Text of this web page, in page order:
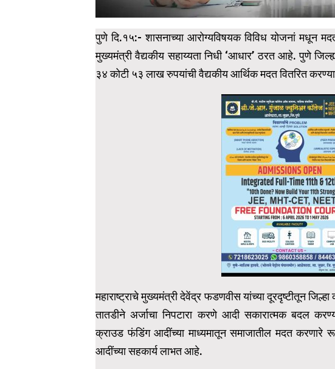
पुणे दि.१५:- शासनाच्या आरोग्यविषयक विविध योजनां मधून
मुख्यमंत्री वैद्यकीय सहाय्यता निधी ‘आधार’ ठरत आहे. पुणे
३४ कोटी ५३ लाख रुपयांची वैद्यकीय आर्थिक मदत वितरित
महाराष्ट्राचे मुख्यमंत्री देवेंद्र फडणवीस यांच्या दूरदृष्टीतून
तातडीने अर्जाचा निपटारा करणे आदी सकारात्मक बदल
क्राउड फंडिंग आदींच्या माध्यमातून समाजातील मदत करणारे
आदींच्या सहकार्य लाभत आहे.